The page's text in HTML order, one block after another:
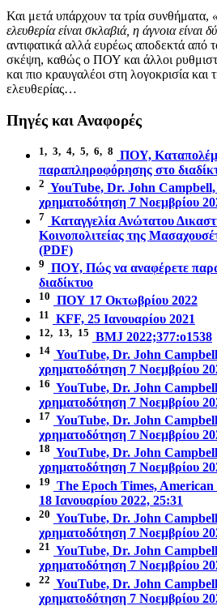
Και μετά υπάρχουν τα τρία συνθήματα,
ελευθερία είναι σκλαβιά, η άγνοια είναι
αντιφατικά αλλά ευρέως αποδεκτά από
σκέψη, καθώς ο ΠΟΥ και άλλοι
και πιο κραυγαλέοι στη λογοκρισία και
ελευθερίας…
Πηγές και Αναφορές
1, 3, 4, 5, 6, 8 ΠΟΥ,
παραπληροφόρησης στο
2 YouTube, Dr. John
χρηματοδότηση 7 Νοεμβρίου
7 Καταγγελία Ανώτατου
Κοινοπολιτείας της
(PDF)
9 ΠΟΥ, Πώς να αναφέρετε
διαδίκτυο
10 ΠΟΥ 17 Οκτωβρίου 2022
11 KFF, 25 Ιανουαρίου 2021
12, 13, 15 BMJ 2022;377:o1538
14 YouTube, Dr. John
χρηματοδότηση 7 Νοεμβρίου
16 YouTube, Dr. John
χρηματοδότηση 7 Νοεμβρίου
17 YouTube, Dr. John
χρηματοδότηση 7 Νοεμβρίου
18 YouTube, Dr. John
χρηματοδότηση 7 Νοεμβρίου
19 The Epoch Times, American
18 Ιανουαρίου 2022, 25:31
20 YouTube, Dr. John
χρηματοδότηση 7 Νοεμβρίου
21 YouTube, Dr. John
χρηματοδότηση 7 Νοεμβρίου
22 YouTube, Dr. John
χρηματοδότηση 7 Νοεμβρίου